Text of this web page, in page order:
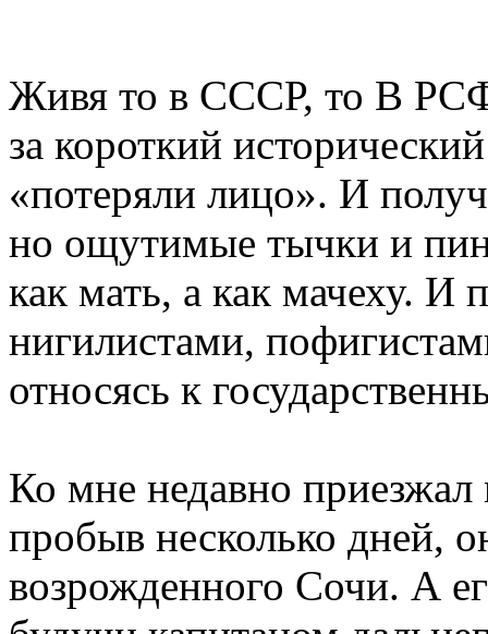
Живя то в СССР, то В
за короткий
«потеряли лицо». И
но ощутимые тычки и
как мать, а как мачеху. И
нигилистами,
относясь к
Ко мне недавно
пробыв несколько дней,
возрожденного Сочи. А